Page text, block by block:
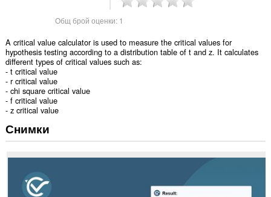
Общ брой оценки: 1
A critical value calculator is used to measure the critical values for
hypothesis testing according to a distribution table of t and z. It calculates
different types of critical values such as:
- t critical value
- r critical value
- chi square critical value
- f critical value
- z critical value
Снимки